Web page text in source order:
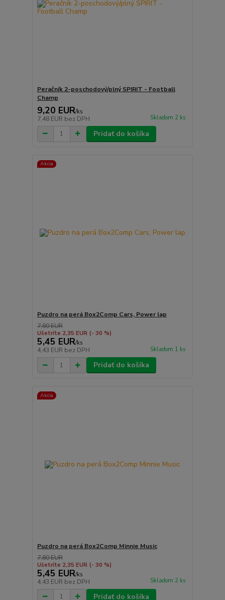
Peračník 2-poschodový/plný SPIRIT - Football
Champ
9,20 EUR/ks
7,48 EUR bez DPH Skladom 2 ks
Pridať do košíka
Akcia
Puzdro na perá Box2Comp Cars, Power lap
7,80 EUR
Ušetríte 2,35 EUR (- 30 %)
5,45 EUR/ks
4,43 EUR bez DPH Skladom 1 ks
Pridať do košíka
Akcia
Puzdro na perá Box2Comp Minnie Music
7,80 EUR
Ušetríte 2,35 EUR (- 30 %)
5,45 EUR/ks
4,43 EUR bez DPH Skladom 2 ks
Pridať do košíka